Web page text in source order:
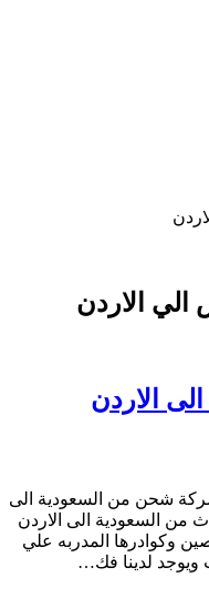
الاردن
الاردن
شحن من السعودية الى
من السعودية الى الاردن
وكوادرها المدربه علي
ويوجد لدينا فك…